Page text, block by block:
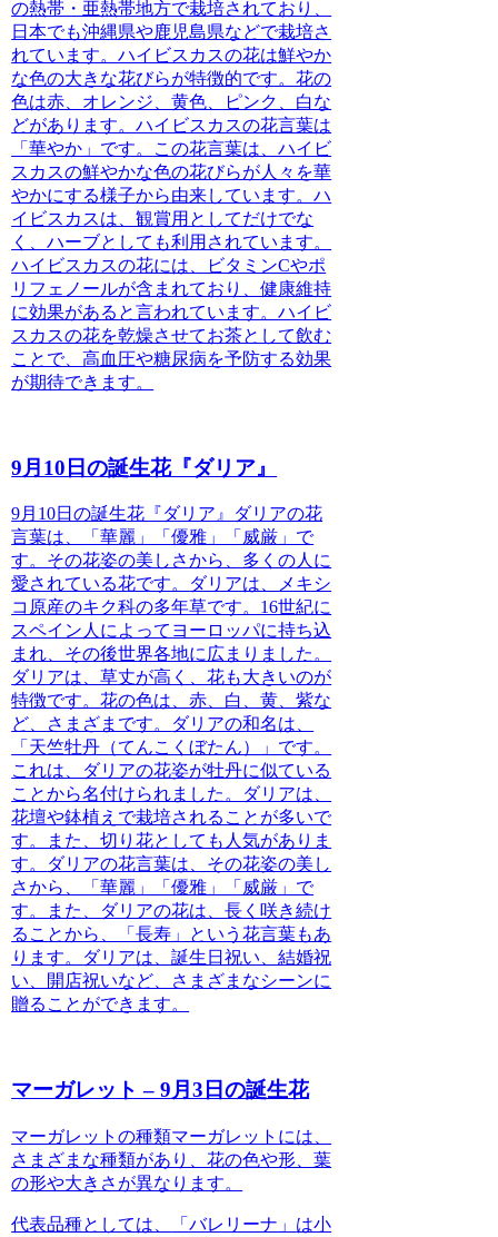
の熱帯・亜熱帯地方で栽培されており、
日本でも沖縄県や鹿児島県などで栽培さ
れています。ハイビスカスの花は鮮やか
な色の大きな花びらが特徴的です。花の
色は赤、オレンジ、黄色、ピンク、白な
どがあります。ハイビスカスの花言葉は
「華やか」です。この花言葉は、ハイビ
スカスの鮮やかな色の花びらが人々を華
やかにする様子から由来しています。ハ
イビスカスは、観賞用としてだけでな
く、ハーブとしても利用されています。
ハイビスカスの花には、ビタミンCやポ
リフェノールが含まれており、健康維持
に効果があると言われています。ハイビ
スカスの花を乾燥させてお茶として飲む
ことで、高血圧や糖尿病を予防する効果
が期待できます。
9月10日の誕生花『ダリア』
9月10日の誕生花『ダリア』
ダリアの花
言葉は、「華麗」「優雅」「威厳」で
す。その花姿の美しさから、多くの人に
愛されている花です。
ダリアは、メキシ
コ原産のキク科の多年草です。16世紀に
スペイン人によってヨーロッパに持ち込
まれ、その後世界各地に広まりました。
ダリアは、草丈が高く、花も大きいのが
特徴です。花の色は、赤、白、黄、紫な
ど、さまざまです。
ダリアの和名は、
「天竺牡丹（てんこくぼたん）」です。
これは、ダリアの花姿が牡丹に似ている
ことから名付けられました。ダリアは、
花壇や鉢植えで栽培されることが多いで
す。また、切り花としても人気がありま
す。
ダリアの花言葉は、その花姿の美し
さから、「華麗」「優雅」「威厳」で
す。また、ダリアの花は、長く咲き続け
ることから、「長寿」という花言葉もあ
ります。
ダリアは、誕生日祝い、結婚祝
い、開店祝いなど、さまざまなシーンに
贈ることができます。
マーガレット – 9月3日の誕生花
マーガレットの種類マーガレットには、
さまざまな種類があり、花の色や形、葉
の形や大きさが異なります。
代表品種としては、 「バレリーナ」 は小